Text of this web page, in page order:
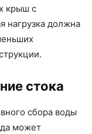
крыш с
нагрузка должна
стока
сбора воды
может